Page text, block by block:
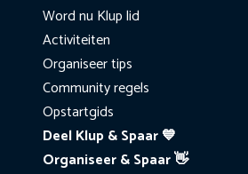
Word nu Klup lid
Activiteiten
Organiseer tips
Community regels
Opstartgids
Deel Klup & Spaar 💙
Organiseer & Spaar 👋